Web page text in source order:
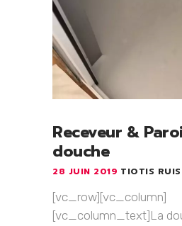
Receveur &
douche
28 JUIN 2019 TIOTIS RUIS
[vc_row][vc_column]
[vc_column_text]La